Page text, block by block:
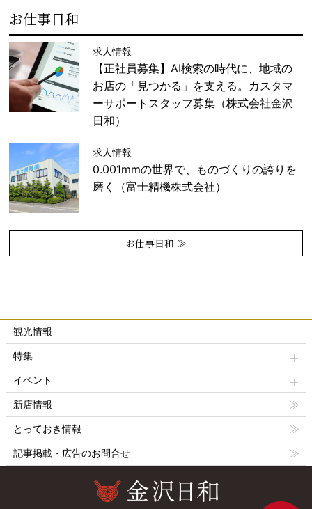
お仕事日和
求人情報
【正社員募集】AI検索の時代に、地域の
お店の「見つかる」を支える。カスタマ
ーサポートスタッフ募集（株式会社金沢
日和）
求人情報
0.001mmの世界で、ものづくりの誇りを
磨く（富士精機株式会社）
お仕事日和 ≫
観光情報
特集
イベント
新店情報
とっておき情報
記事掲載・広告のお問合せ